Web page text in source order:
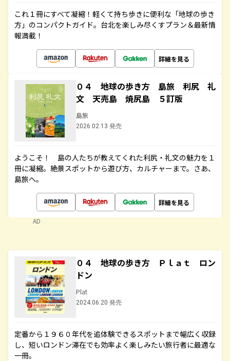
これ１冊にすべて凝縮！軽くて持ち歩きに便利な「地球の歩き
方」のコンパクトガイド。台北を楽しみ尽くすプラン＆最新情
報満載！
詳細を見る
０４ 地球の歩き方 島旅 利尻 礼
文 天売島 焼尻島 ５訂版
島旅
2026.02.13 発売
ようこそ！ 島の人たちが教えてくれた利尻・礼文の魅力を１
冊に凝縮。絶景スポットから遊び方、カルチャーまで。さあ、
島旅へ。
詳細を見る
AD
０４ 地球の歩き方 Ｐｌａｔ ロン
ドン
Plat
2024.06.20 発売
定番から１９６０年代を追体験できるスポットまで幅広く収録
し、短いロンドン滞在でも効率よく楽しみたい旅行者に最適な
一冊。